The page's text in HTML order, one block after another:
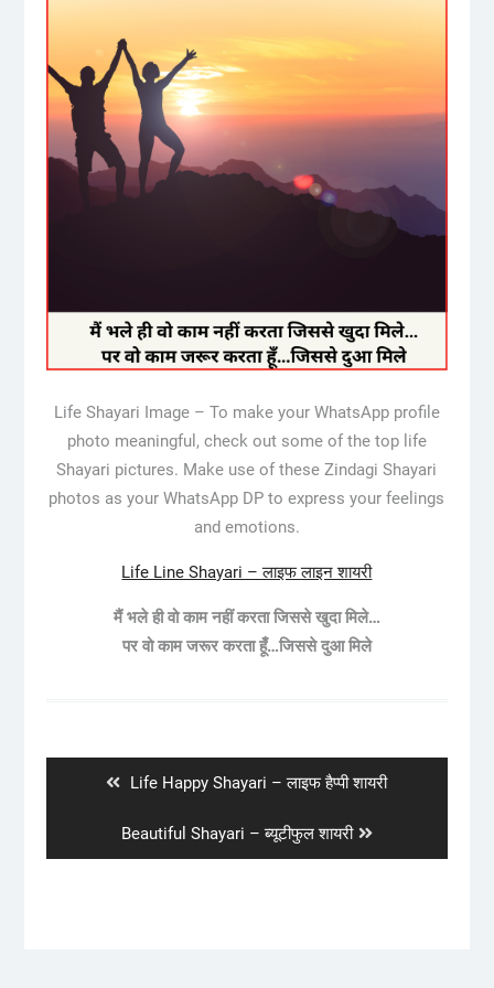
Life Shayari Image – To make your WhatsApp profile
photo meaningful, check out some of the top life
Shayari pictures. Make use of these Zindagi Shayari
photos as your WhatsApp DP to express your feelings
and emotions.
Life Line Shayari – लाइफ लाइन शायरी
मैं भले ही वो काम नहीं करता जिससे खुदा मिले…
पर वो काम जरूर करता हूँ…जिससे दुआ मिले
Previous
Life Happy Shayari – लाइफ हैप्पी शायरी
Next
post:
Beautiful Shayari – ब्यूटीफुल शायरी